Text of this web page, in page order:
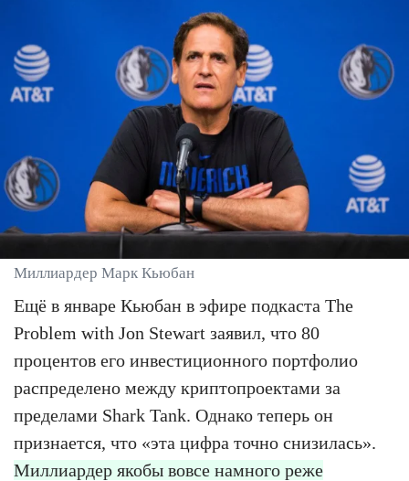
Миллиардер Марк Кьюбан
Ещё в январе Кьюбан в эфире подкаста The
Problem with Jon Stewart заявил, что 80
процентов его инвестиционного портфолио
распределено между криптопроектами за
пределами Shark Tank. Однако теперь он
признается, что «эта цифра точно снизилась».
Миллиардер якобы вовсе намного реже